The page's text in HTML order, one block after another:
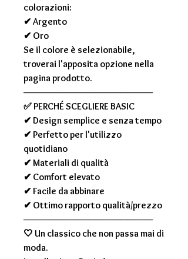
colorazioni:
✔ Argento
✔ Oro
Se il colore è selezionabile,
troverai l'apposita opzione nella
pagina prodotto.
────────────────────
✅PERCHÉ SCEGLIERE BASIC
✔ Design semplice e senza tempo
✔ Perfetto per l'utilizzo
quotidiano
✔ Materiali di qualità
✔ Comfort elevato
✔ Facile da abbinare
✔ Ottimo rapporto qualità/prezzo
────────────────────
🤍 Un classico che non passa mai di
moda.